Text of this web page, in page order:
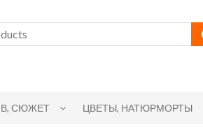
СЮЖЕТ ЦВЕТЫ, НАТЮРМОРТЫ